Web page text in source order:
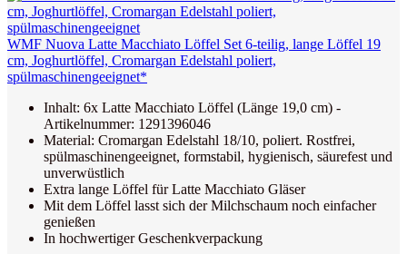
WMF Nuova Latte Macchiato Löffel Set 6-teilig, lange Löffel 19
cm, Joghurtlöffel, Cromargan Edelstahl poliert,
spülmaschinengeeignet*
Inhalt: 6x Latte Macchiato Löffel (Länge 19,0 cm) -
Artikelnummer: 1291396046
Material: Cromargan Edelstahl 18/10, poliert. Rostfrei,
spülmaschinengeeignet, formstabil, hygienisch, säurefest und
unverwüstlich
Extra lange Löffel für Latte Macchiato Gläser
Mit dem Löffel lasst sich der Milchschaum noch einfacher
genießen
In hochwertiger Geschenkverpackung